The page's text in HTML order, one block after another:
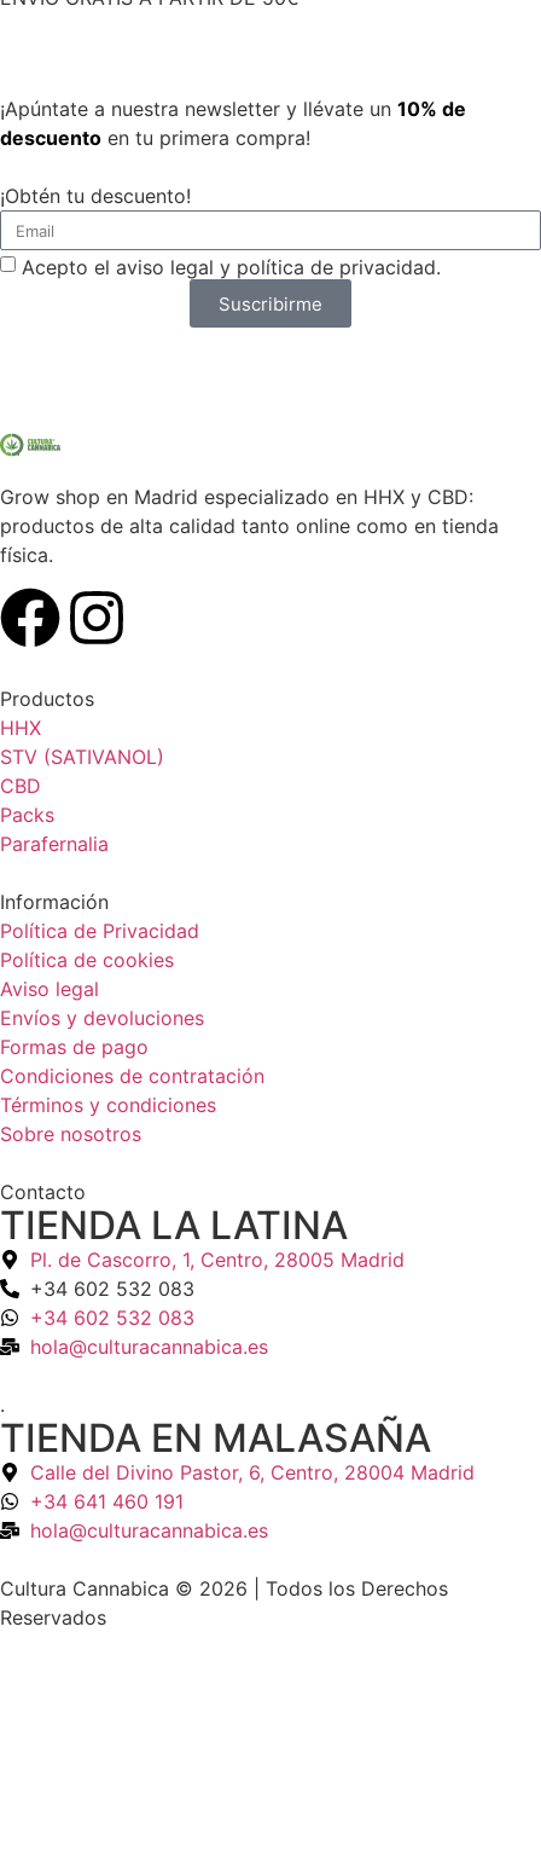
¡Apúntate a nuestra newsletter y llévate un 10% de
descuento en tu primera compra!
¡Obtén tu descuento!
Acepto el aviso legal y política de privacidad.
Suscribirme
Grow shop en Madrid especializado en HHX y CBD:
productos de alta calidad tanto online como en tienda
física.
Productos
HHX
STV (SATIVANOL)
CBD
Packs
Parafernalia
Información
Política de Privacidad
Política de cookies
Aviso legal
Envíos y devoluciones
Formas de pago
Condiciones de contratación
Términos y condiciones
Sobre nosotros
Contacto
TIENDA LA LATINA
Pl. de Cascorro, 1, Centro, 28005 Madrid
+34 602 532 083
+34 602 532 083
hola@culturacannabica.es
.
TIENDA EN MALASAÑA
Calle del Divino Pastor, 6, Centro, 28004 Madrid
+34 641 460 191
hola@culturacannabica.es
Cultura Cannabica © 2026 | Todos los Derechos
Reservados